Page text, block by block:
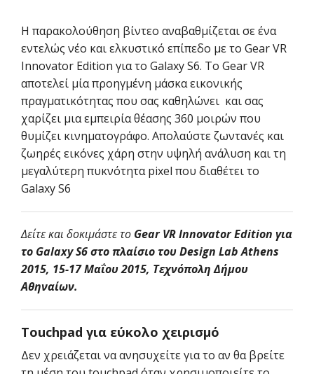
Η παρακολούθηση βίντεο αναβαθμίζεται σε ένα
εντελώς νέο και ελκυστικό επίπεδο με το Gear VR
Innovator Edition για το Galaxy S6. Το Gear VR
αποτελεί μία προηγμένη μάσκα εικονικής
πραγματικότητας που σας καθηλώνει και σας
χαρίζει μια εμπειρία θέασης 360 μοιρών που
θυμίζει κινηματογράφο. Απολαύστε ζωντανές και
ζωηρές εικόνες χάρη στην υψηλή ανάλυση και τη
μεγαλύτερη πυκνότητα pixel που διαθέτει το
Galaxy S6
Δείτε και δοκιμάστε το Gear VR Innovator Edition για
το Galaxy S6 στο πλαίσιο του Design Lab Athens
2015, 15-17 Μαΐου 2015, Τεχνόπολη Δήμου
Αθηναίων.
Touchpad για εύκολο χειρισμό
Δεν χρειάζεται να ανησυχείτε για το αν θα βρείτε